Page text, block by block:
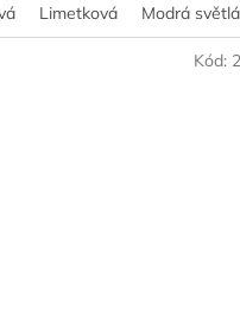
Limetková Modrá světlá
Kód: